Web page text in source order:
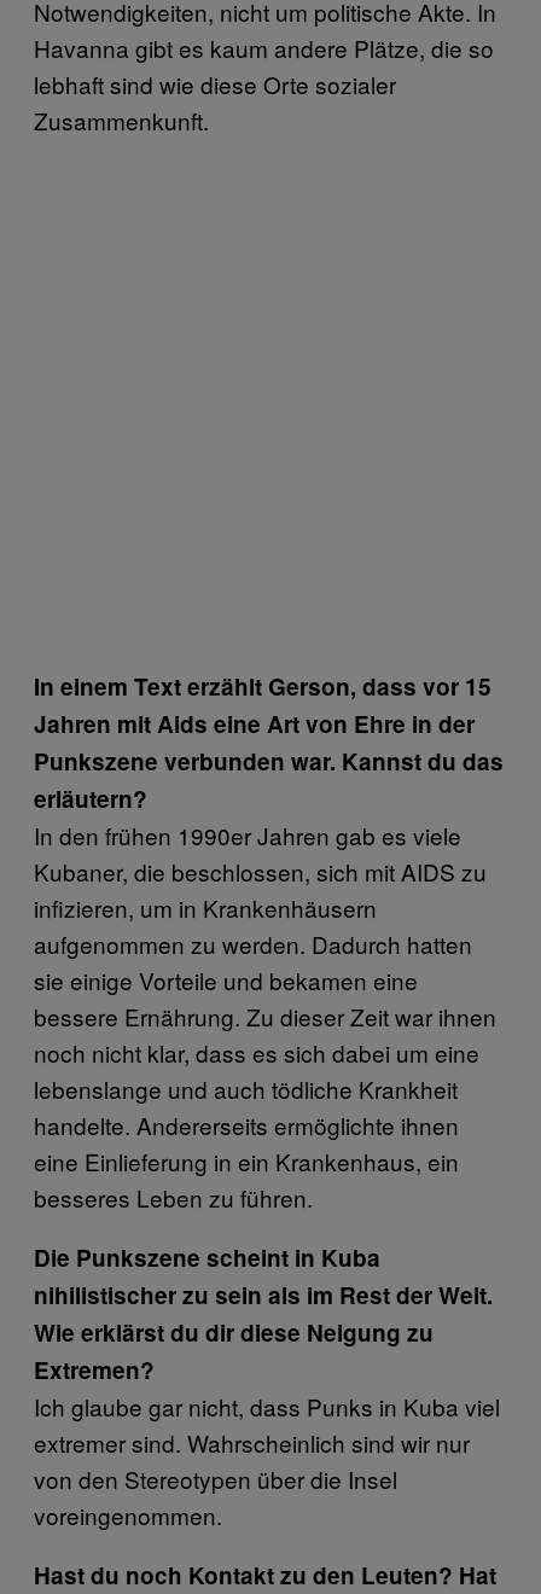
Notwendigkeiten, nicht um politische Akte. In
Havanna gibt es kaum andere Plätze, die so
lebhaft sind wie diese Orte sozialer
Zusammenkunft.
In einem Text erzählt Gerson, dass vor 15
Jahren mit Aids eine Art von Ehre in der
Punkszene verbunden war. Kannst du das
erläutern?
In den frühen 1990er Jahren gab es viele
Kubaner, die beschlossen, sich mit AIDS zu
infizieren, um in Krankenhäusern
aufgenommen zu werden. Dadurch hatten
sie einige Vorteile und bekamen eine
bessere Ernährung. Zu dieser Zeit war ihnen
noch nicht klar, dass es sich dabei um eine
lebenslange und auch tödliche Krankheit
handelte. Andererseits ermöglichte ihnen
eine Einlieferung in ein Krankenhaus, ein
besseres Leben zu führen.
Die Punkszene scheint in Kuba
nihilistischer zu sein als im Rest der Welt.
Wie erklärst du dir diese Neigung zu
Extremen?
Ich glaube gar nicht, dass Punks in Kuba viel
extremer sind. Wahrscheinlich sind wir nur
von den Stereotypen über die Insel
voreingenommen.
Hast du noch Kontakt zu den Leuten? Hat